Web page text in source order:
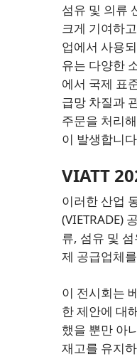
섬유 및 의류
크게 기여하
업에서 사용
유는 다양한
에서 국제 표
급망 차질과
주문을 처리
이 발생합니
VIATT
이러한 산업
(VIETRADE)
류, 섬유 및
제 공급업체
이 전시회는
한 제안에 대
했을 뿐만 아
재고를 유지